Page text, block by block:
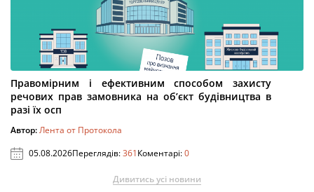
Правомірним і ефективним способом захисту
речових прав замовника на об’єкт будівництва в
разі їх осп
Автор:Лента от Протокола
05.08.2026Переглядів:361Коментарі:0
Дивитись усі новини